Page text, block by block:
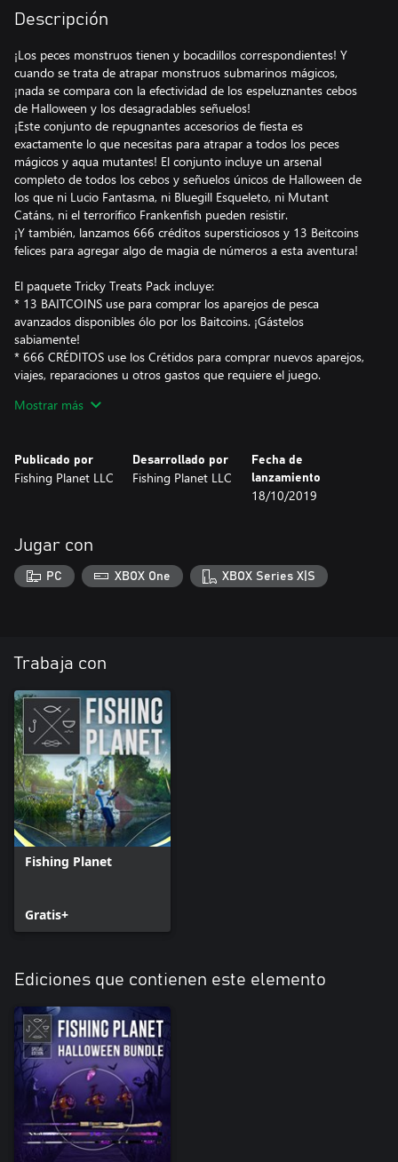
Descripción
¡Los peces monstruos tienen y bocadillos correspondientes! Y
cuando se trata de atrapar monstruos submarinos mágicos,
¡nada se compara con la efectividad de los espeluznantes cebos
de Halloween y los desagradables señuelos!
¡Este conjunto de repugnantes accesorios de fiesta es
exactamente lo que necesitas para atrapar a todos los peces
mágicos y aqua mutantes! El conjunto incluye un arsenal
completo de todos los cebos y señuelos únicos de Halloween de
los que ni Lucio Fantasma, ni Bluegill Esqueleto, ni Mutant
Catáns, ni el terrorífico Frankenfish pueden resistir.
¡Y también, lanzamos 666 créditos supersticiosos y 13 Beitcoins
felices para agregar algo de magia de números a esta aventura!
El paquete Tricky Treats Pack incluye:
* 13 BAITCOINS use para comprar los aparejos de pesca
avanzados disponibles ólo por los Baitcoins. ¡Gástelos
sabiamente!
* 666 CRÉDITOS use los Crétidos para comprar nuevos aparejos,
viajes, reparaciones u otros gastos que requiere el juego.
CEBOS Y SEÑUELOS
* Anzuelos: Garra del Halcón; Garra de Accipitrinae; Garra de
Águila
* Cebis: Ratones muertos; Ojo de animal; Pececillos pútridos;
Mostrar más
Publicado por
Fishing Planet LLC
Desarrollado por
Fishing Planet LLC
Fecha de
lanzamiento
18/10/2019
Jugar con
PC XBOX One XBOX Series X|S
Trabaja con
Fishing Planet
Gratis+
Ediciones que contienen este elemento